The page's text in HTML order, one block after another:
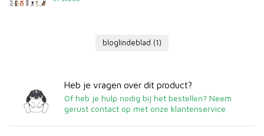
bloglindeblad (1)
Heb je vragen over dit product?
Of heb je hulp nodig bij het bestellen? Neem
gerust contact op met onze klantenservice